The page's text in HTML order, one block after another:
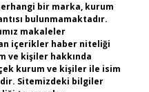
bir marka, kurum
bulunmamaktadır.
makaleler
içerikler haber niteliği
ve kişiler hakkında
kurum ve kişiler ile isim
Sitemizdeki bilgiler